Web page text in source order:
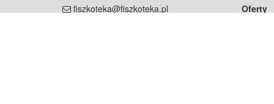
fiszkoteka@fiszkoteka.pl
Oferty